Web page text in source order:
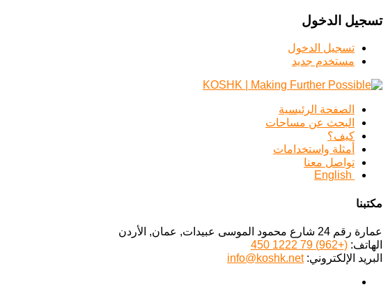
تسجيل الدخول
تسجيل الدخول
مستخدم جديد
الصفحة الرئيسية
البحث عن مساحات
كيف؟
أمثلة واستخدامات
تواصل معنا
English
مكتبنا
عمارة رقم 24 شارع محمود الموسى عبيدات, عمان, الأردن
الهاتف: (+962) 79 1222 450
البريد الإلكتروني:info@koshk.net